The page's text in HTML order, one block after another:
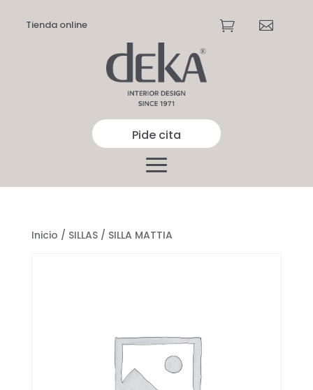
Tienda online  
Pide cita
Inicio / SILLAS/ SILLA MATTIA